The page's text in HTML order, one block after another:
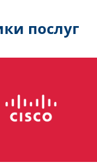
послуг